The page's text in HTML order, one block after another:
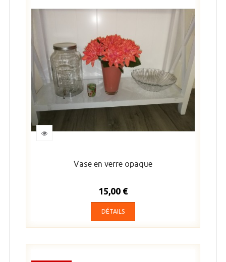
Vase en verre opaque
15,00 €
DÉTAILS